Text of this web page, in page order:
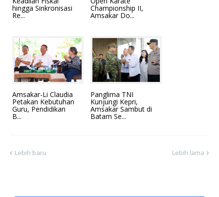
hingga Sinkronisasi
Re...
Championship II,
Amsakar Do...
Amsakar-Li Claudia
Petakan Kebutuhan
Guru, Pendidikan
B...
Panglima TNI
Kunjungi Kepri,
Amsakar Sambut di
Batam Se...
Lebih baru Lebih lama